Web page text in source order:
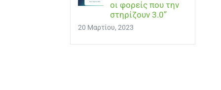
οι φορείς που την
στηρίζουν 3.0”
20 Μαρτίου, 2023